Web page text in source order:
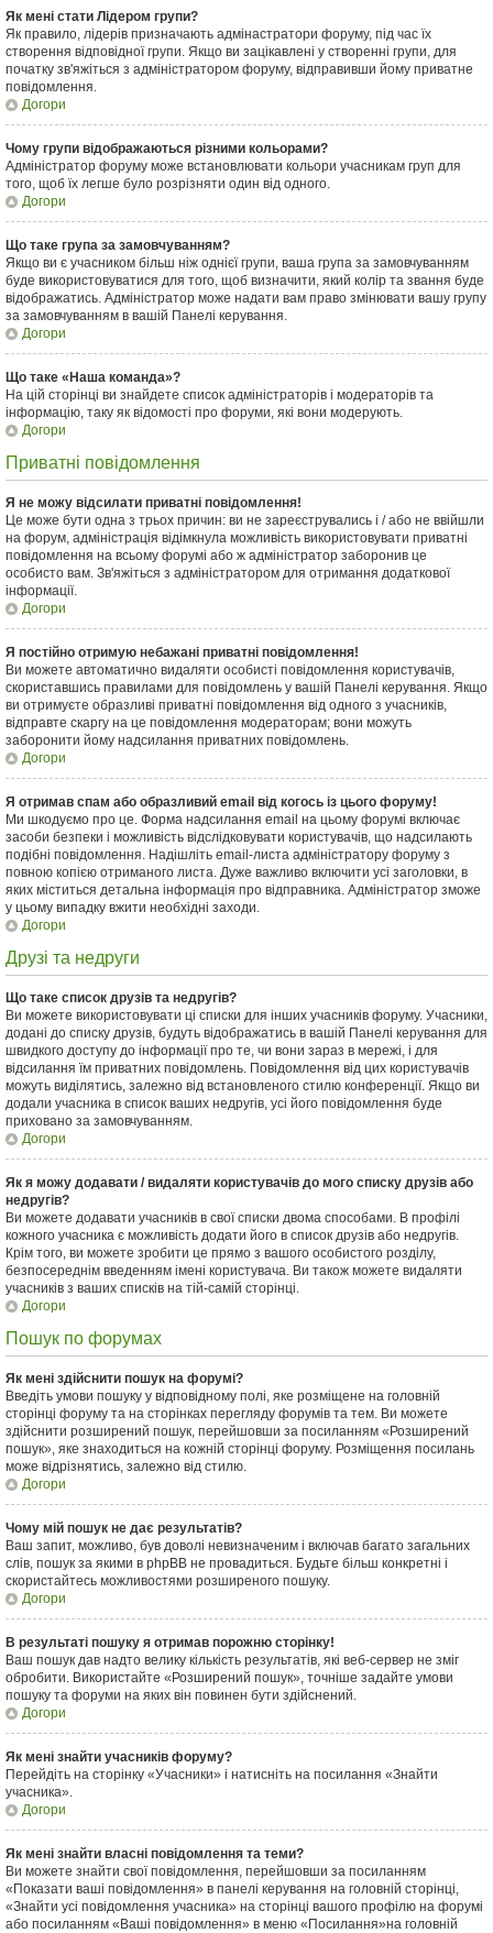
Як мені стати Лідером групи?
Як правило, лідерів призначають адмінастратори форуму, під час їх
створення відповідної групи. Якщо ви зацікавлені у створенні групи, для
початку зв'яжіться з адміністратором форуму, відправивши йому приватне
повідомлення.
Догори
Чому групи відображаються різними кольорами?
Адміністратор форуму може встановлювати кольори учасникам груп для
того, щоб їх легше було розрізняти один від одного.
Догори
Що таке група за замовчуванням?
Якщо ви є учасником більш ніж однієї групи, ваша група за замовчуванням
буде використовуватися для того, щоб визначити, який колір та звання буде
відображатись. Адміністратор може надати вам право змінювати вашу групу
за замовчуванням в вашій Панелі керування.
Догори
Що таке «Наша команда»?
На цій сторінці ви знайдете список адміністраторів і модераторів та
інформацію, таку як відомості про форуми, які вони модерують.
Догори
Приватні повідомлення
Я не можу відсилати приватні повідомлення!
Це може бути одна з трьох причин: ви не зареєструвались і / або не ввійшли
на форум, адміністрація відімкнула можливість використовувати приватні
повідомлення на всьому форумі або ж адміністратор заборонив це
особисто вам. Зв'яжіться з адміністратором для отримання додаткової
інформації.
Догори
Я постійно отримую небажані приватні повідомлення!
Ви можете автоматично видаляти особисті повідомлення користувачів,
скориставшись правилами для повідомлень у вашій Панелі керування. Якщо
ви отримуєте образливі приватні повідомлення від одного з учасників,
відправте скаргу на це повідомлення модераторам; вони можуть
заборонити йому надсилання приватних повідомлень.
Догори
Я отримав спам або образливий email від когось із цього форуму!
Ми шкодуємо про це. Форма надсилання email на цьому форумі включає
засоби безпеки і можливість відслідковувати користувачів, що надсилають
подібні повідомлення. Надішліть email-листа адміністратору форуму з
повною копією отриманого листа. Дуже важливо включити усі заголовки, в
яких міститься детальна інформація про відправника. Адміністратор зможе
у цьому випадку вжити необхідні заходи.
Догори
Друзі та недруги
Що таке список друзів та недругів?
Ви можете використовувати ці списки для інших учасників форуму. Учасники,
додані до списку друзів, будуть відображатись в вашій Панелі керування для
швидкого доступу до інформації про те, чи вони зараз в мережі, і для
відсилання їм приватних повідомлень. Повідомлення від цих користувачів
можуть виділятись, залежно від встановленого стилю конференції. Якщо ви
додали учасника в список ваших недругів, усі його повідомлення буде
приховано за замовчуванням.
Догори
Як я можу додавати / видаляти користувачів до мого списку друзів або
недругів?
Ви можете додавати учасників в свої списки двома способами. В профілі
кожного учасника є можливість додати його в список друзів або недругів.
Крім того, ви можете зробити це прямо з вашого особистого розділу,
безпосереднім введенням імені користувача. Ви також можете видаляти
учасників з ваших списків на тій-самій сторінці.
Догори
Пошук по форумах
Як мені здійснити пошук на форумі?
Введіть умови пошуку у відповідному полі, яке розміщене на головній
сторінці форуму та на сторінках перегляду форумів та тем. Ви можете
здійснити розширений пошук, перейшовши за посиланням «Розширений
пошук», яке знаходиться на кожній сторінці форуму. Розміщення посилань
може відрізнятись, залежно від стилю.
Догори
Чому мій пошук не дає результатів?
Ваш запит, можливо, був доволі невизначеним і включав багато загальних
слів, пошук за якими в phpBB не провадиться. Будьте більш конкретні і
скористайтесь можливостями розширеного пошуку.
Догори
В результаті пошуку я отримав порожню сторінку!
Ваш пошук дав надто велику кількість результатів, які веб-сервер не зміг
обробити. Використайте «Розширений пошук», точніше задайте умови
пошуку та форуми на яких він повинен бути здійснений.
Догори
Як мені знайти учасників форуму?
Перейдіть на сторінку «Учасники» і натисніть на посилання «Знайти
учасника».
Догори
Як мені знайти власні повідомлення та теми?
Ви можете знайти свої повідомлення, перейшовши за посиланням
«Показати ваші повідомлення» в панелі керування на головній сторінці,
«Знайти усі повідомлення учасника» на сторінці вашого профілю на форумі
або посиланням «Ваші повідомлення» в меню «Посилання»на головній